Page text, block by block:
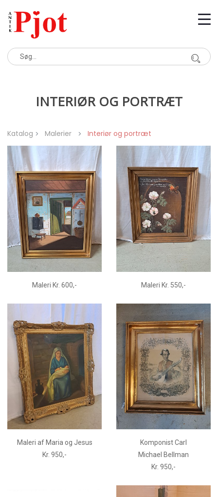
INTERIØR OG PORTRÆT
Katalog Malerier Interiør og portræt
Maleri Kr. 600,- Maleri Kr. 550,-
Maleri af Maria og Jesus
Kr. 950,-
Komponist Carl
Michael Bellman
Kr. 950,-